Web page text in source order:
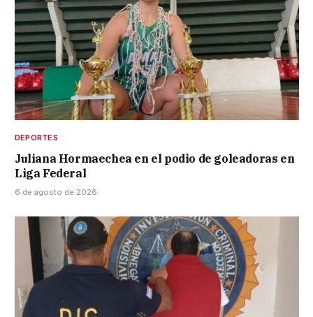
DEPORTES
Juliana Hormaechea en el podio de goleadoras en
Liga Federal
6 de agosto de 2026